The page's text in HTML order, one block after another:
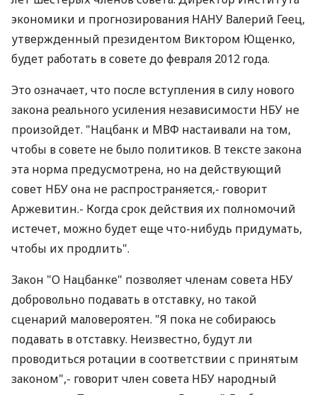
экономики и прогнозирования НАНУ Валерий Геец,
утвержденный президентом Виктором Ющенко,
будет работать в совете до февраля 2012 года.
Это означает, что после вступления в силу нового
закона реального усиления независимости НБУ не
произойдет. "Нацбанк и МВФ настаивали на том,
чтобы в совете не было политиков. В тексте закона
эта норма предусмотрена, но на действующий
совет НБУ она не распространяется,- говорит
Аржевитин.- Когда срок действия их полномочий
истечет, можно будет еще что-нибудь придумать,
чтобы их продлить".
Закон "О Нацбанке" позволяет членам совета НБУ
добровольно подавать в отставку, но такой
сценарий маловероятен. "Я пока не собираюсь
подавать в отставку. Неизвестно, будут ли
проводиться ротации в соответствии с принятым
законом",- говорит член совета НБУ народный